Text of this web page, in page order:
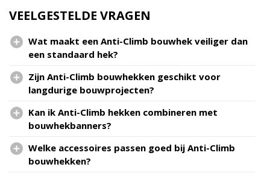
VEELGESTELDE VRAGEN
Wat maakt een Anti-Climb bouwhek veiliger dan
een standaard hek?
Zijn Anti-Climb bouwhekken geschikt voor
langdurige bouwprojecten?
Kan ik Anti-Climb hekken combineren met
bouwhekbanners?
Welke accessoires passen goed bij Anti-Climb
bouwhekken?